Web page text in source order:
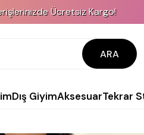
Ücretsiz Kargo!
ARA
Dış GiyimAksesuarTekrar